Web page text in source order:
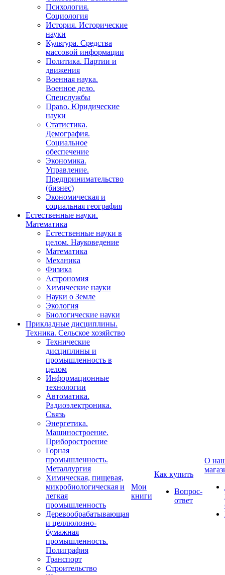
Психология.
Социология
История. Исторические
науки
Культура. Средства
массовой информации
Политика. Партии и
движения
Военная наука.
Военное дело.
Спецслужбы
Право. Юридические
науки
Статистика.
Демография.
Социальное
обеспечение
Экономика.
Управление.
Предпринимательство
(бизнес)
Экономическая и
социальная география
Естественные науки.
Математика
Естественные науки в
целом. Науковедение
Математика
Механика
Физика
Астрономия
Химические науки
Науки о Земле
Экология
Биологические науки
Прикладные дисциплины.
Техника. Сельское хозяйство
Технические
дисциплины и
промышленность в
целом
Информационные
технологии
Автоматика.
Радиоэлектроника.
Связь
Энергетика.
Машиностроение.
Приборостроение
Горная
промышленность.
Металлургия
Химическая, пищевая,
микробиологическая и
легкая
промышленность
Деревообрабатывающая
и целлюлозно-
бумажная
промышленность.
Полиграфия
Транспорт
Строительство
Мои
книги
Как купить
Вопрос-
ответ
О